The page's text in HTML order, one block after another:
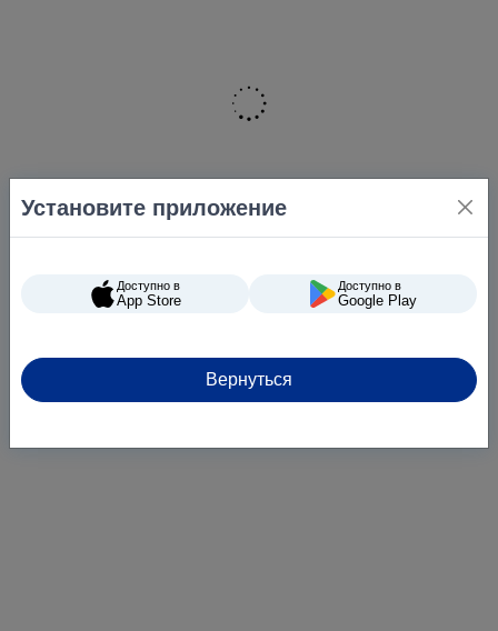
Установите приложение
Доступно в
App Store
Доступно в
Google Play
Вернуться